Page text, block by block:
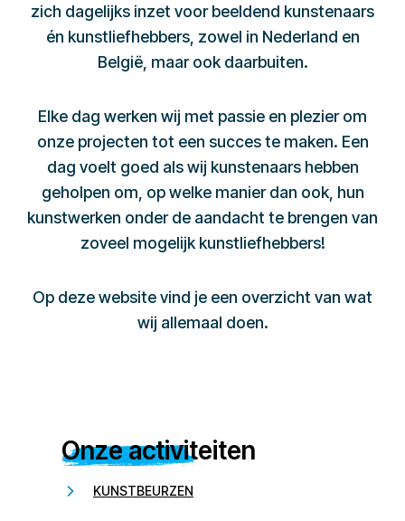
zich dagelijks inzet voor beeldend kunstenaars
én kunstliefhebbers, zowel in Nederland en
België, maar ook daarbuiten.
Elke dag werken wij met passie en plezier om
onze projecten tot een succes te maken. Een
dag voelt goed als wij kunstenaars hebben
geholpen om, op welke manier dan ook, hun
kunstwerken onder de aandacht te brengen van
zoveel mogelijk kunstliefhebbers!
Op deze website vind je een overzicht van wat
wij allemaal doen.
Onze activiteiten
KUNSTBEURZEN